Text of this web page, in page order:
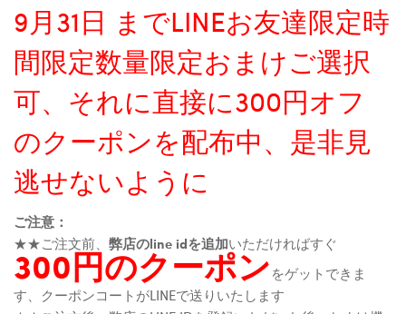
9月31日 までLINEお友達限定時
間限定数量限定おまけご選択
可、それに直接に300円オフ
のクーポンを配布中、是非見
逃せないように
ご注意：
★★ご注文前、 弊店のline idを追加いただければすぐ
300円のクーポンをゲットできま
す、クーポンコートがLINEで送りいたします